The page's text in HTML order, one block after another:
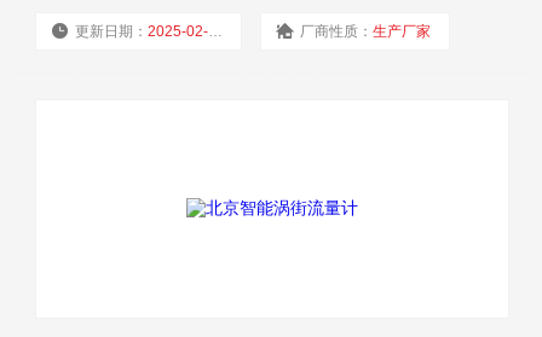
更新日期：2025-02-19 厂商性质：生产厂家